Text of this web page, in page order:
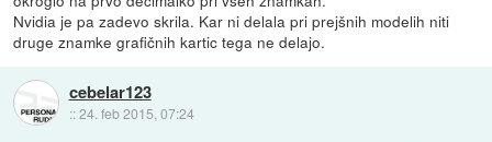
Nvidia je pa zadevo skrila. Kar ni delala pri prejšnih modelih niti
druge znamke grafičnih kartic tega ne delajo.
cebelar123
::24. feb 2015, 07:24